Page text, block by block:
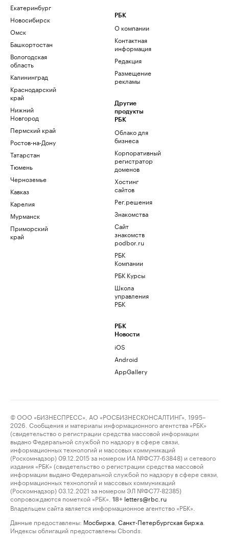
Екатеринбург
Новосибирск
Омск
Башкортостан
Вологодская
область
Калининград
Краснодарский
край
Нижний
Новгород
Пермский край
Ростов-на-Дону
Татарстан
Тюмень
Черноземье
Кавказ
Карелия
Мурманск
Приморский
край
РБК
О компании
Контактная
информация
Редакция
Размещение
рекламы
Другие
продукты
РБК
Облако для
бизнеса
Корпоративный
регистратор
доменов
Хостинг
сайтов
Рег.решения
Знакомства
Сайт
знакомств
podbor.ru
РБК
Компании
РБК Курсы
Школа
управления
РБК
РБК
Новости
iOS
Android
AppGallery
© ООО «БИЗНЕСПРЕСС», АО «РОСБИЗНЕСКОНСАЛТИНГ», 1995–
2026. Сообщения и материалы информационного агентства «РБК»
(свидетельство о регистрации средства массовой информации
выдано Федеральной службой по надзору в сфере связи,
информационных технологий и массовых коммуникаций
(Роскомнадзор) 09.12.2015 за номером ИА №ФС77-63848) и сетевого
издания «РБК» (свидетельство о регистрации средства массовой
информации выдано Федеральной службой по надзору в сфере связи,
информационных технологий и массовых коммуникаций
(Роскомнадзор) 03.12.2021 за номером ЭЛ №ФС77-82385)
сопровождаются пометкой «РБК».
18+ letters@rbc.ru
Владельцем сайта является информационное агентство «РБК».
Данные предоставлены: Мосбиржа Санкт-Петербургская биржа
Индексы облигаций предоставлены Cbonds.